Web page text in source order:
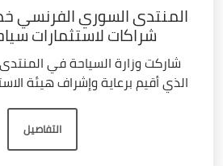
المنتدى السوري الفرنسي
شراكات لاستثمارات
شاركت وزارة السياحة في
الذي أقيم برعاية وإشراف هيئة
التفاصيل